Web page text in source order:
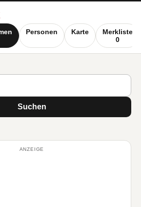
Personen Karte
Merkliste
0
Suchen
ANZEIGE